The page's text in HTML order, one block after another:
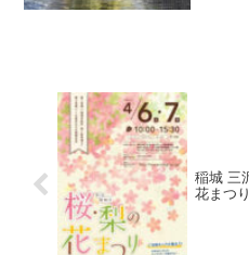
稲城 三
花まつ